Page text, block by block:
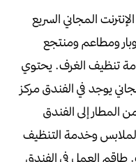
المجاني السريع
ومطاعم ومنتجع
تنظيف الغرف. يحتوي
يوجد في الفندق مركز
المطار إلى الفندق
وخدمة التنظيف
طاقم العمل في الفندق